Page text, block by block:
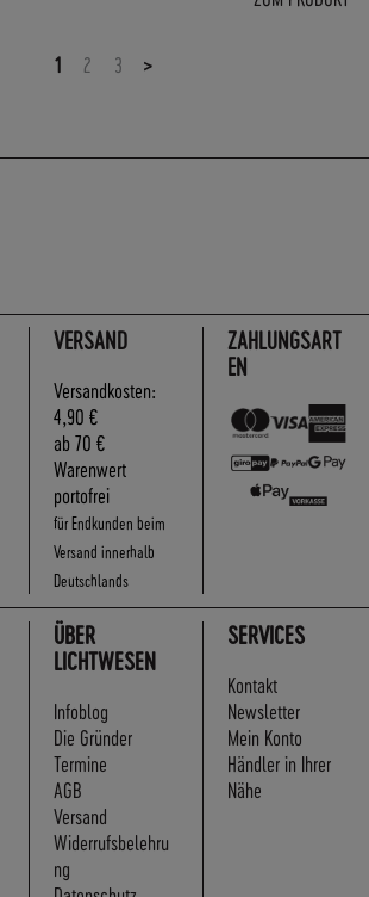
1 2 3
ZAHLUNGSART
EN
VERSAND
Versandkosten:
4,90 €
ab 70 €
Warenwert
portofrei
für Endkunden beim
Versand innerhalb
Deutschlands
ÜBER
LICHTWESEN
Infoblog
Die Gründer
Termine
AGB
Versand
Widerrufsbelehru
ng
SERVICES
Kontakt
Newsletter
Mein Konto
Händler in Ihrer
Nähe